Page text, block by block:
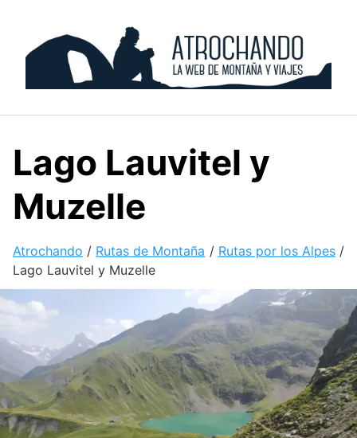
content
Lago Lauvitel y
Muzelle
Atrochando / Rutas de Montaña / Rutas por los Alpes/
Lago Lauvitel y Muzelle